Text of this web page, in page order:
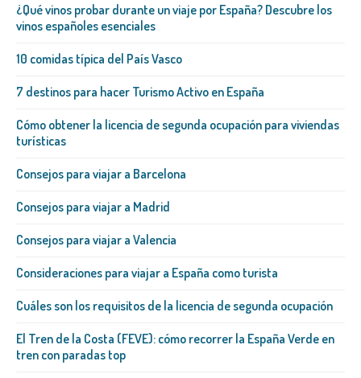
¿Qué vinos probar durante un viaje por España? Descubre los
vinos españoles esenciales
10 comidas típica del País Vasco
7 destinos para hacer Turismo Activo en España
Cómo obtener la licencia de segunda ocupación para viviendas
turísticas
Consejos para viajar a Barcelona
Consejos para viajar a Madrid
Consejos para viajar a Valencia
Consideraciones para viajar a España como turista
Cuáles son los requisitos de la licencia de segunda ocupación
El Tren de la Costa (FEVE): cómo recorrer la España Verde en
tren con paradas top